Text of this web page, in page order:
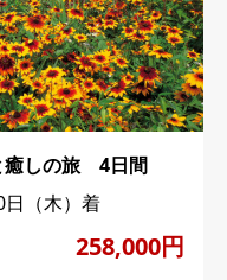
癒しの旅 4日間
（木）着
258,000円